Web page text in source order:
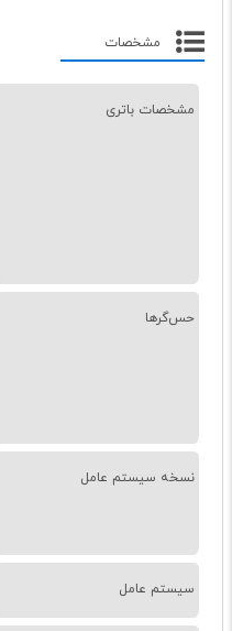
مشخصات
مشخصات باتری
حس‌گرها
نسخه سیستم عامل
سیستم عامل